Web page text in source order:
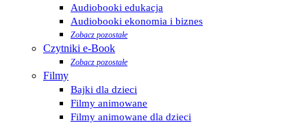
Audiobooki edukacja
Audiobooki ekonomia i biznes
Zobacz pozostałe
Czytniki e-Book
Zobacz pozostałe
Filmy
Bajki dla dzieci
Filmy animowane
Filmy animowane dla dzieci